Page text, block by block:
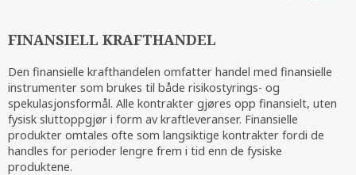
FINANSIELL KRAFTHANDEL
Den finansielle krafthandelen omfatter handel med finansielle
instrumenter som brukes til både risikostyrings- og
spekulasjonsformål. Alle kontrakter gjøres opp finansielt, uten
fysisk sluttoppgjør i form av kraftleveranser. Finansielle
produkter omtales ofte som langsiktige kontrakter fordi de
handles for perioder lengre frem i tid enn de fysiske
produktene.